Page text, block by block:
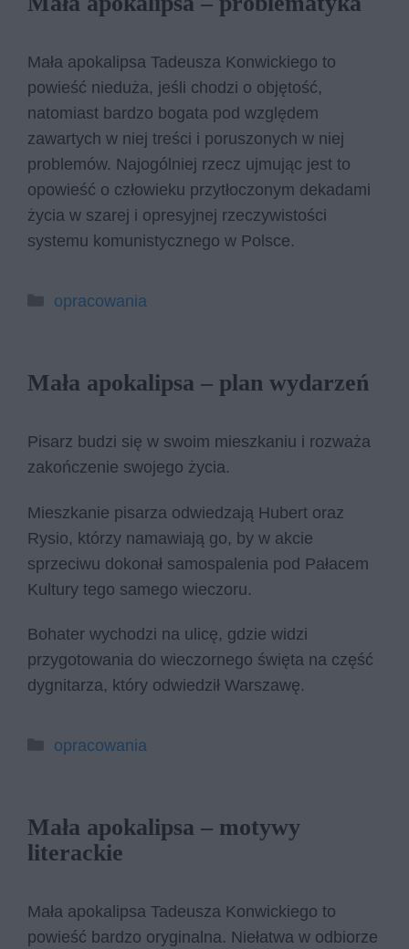
Mała apokalipsa Tadeusza Konwickiego to
powieść nieduża, jeśli chodzi o objętość,
natomiast bardzo bogata pod względem
zawartych w niej treści i poruszonych w niej
problemów. Najogólniej rzecz ujmując jest to
opowieść o człowieku przytłoczonym dekadami
życia w szarej i opresyjnej rzeczywistości
systemu komunistycznego w Polsce.
Kategorie
opracowania
Mała apokalipsa – plan wydarzeń
Pisarz budzi się w swoim mieszkaniu i rozważa
zakończenie swojego życia.
Mieszkanie pisarza odwiedzają Hubert oraz
Rysio, którzy namawiają go, by w akcie
sprzeciwu dokonał samospalenia pod Pałacem
Kultury tego samego wieczoru.
Bohater wychodzi na ulicę, gdzie widzi
przygotowania do wieczornego święta na część
dygnitarza, który odwiedził Warszawę.
Kategorie
opracowania
Mała apokalipsa – motywy
literackie
Mała apokalipsa Tadeusza Konwickiego to
powieść bardzo oryginalna. Niełatwa w odbiorze